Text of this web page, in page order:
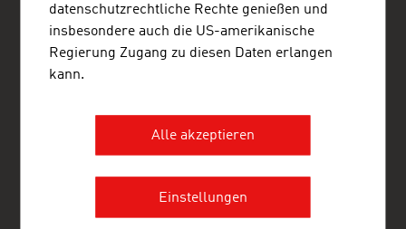
50250 Kuala Lumpur
datenschutzrechtliche Rechte genießen und
insbesondere auch die US-amerikanische
Regierung Zugang zu diesen Daten erlangen
kann.
Alle akzeptieren
Einstellungen